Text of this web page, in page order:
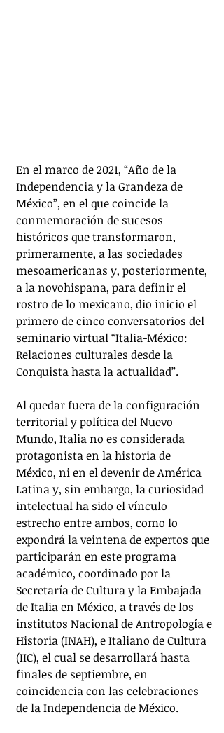
En el marco de 2021, “Año de la
Independencia y la Grandeza de
México”, en el que coincide la
conmemoración de sucesos
históricos que transformaron,
primeramente, a las sociedades
mesoamericanas y, posteriormente,
a la novohispana, para definir el
rostro de lo mexicano, dio inicio el
primero de cinco conversatorios del
seminario virtual “Italia-México:
Relaciones culturales desde la
Conquista hasta la actualidad”.
Al quedar fuera de la configuración
territorial y política del Nuevo
Mundo, Italia no es considerada
protagonista en la historia de
México, ni en el devenir de América
Latina y, sin embargo, la curiosidad
intelectual ha sido el vínculo
estrecho entre ambos, como lo
expondrá la veintena de expertos que
participarán en este programa
académico, coordinado por la
Secretaría de Cultura y la Embajada
de Italia en México, a través de los
institutos Nacional de Antropología e
Historia (INAH), e Italiano de Cultura
(IIC), el cual se desarrollará hasta
finales de septiembre, en
coincidencia con las celebraciones
de la Independencia de México.